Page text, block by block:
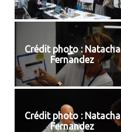
Crédit photo : Natacha
Fernandez
Crédit photo : Natacha
Fernandez